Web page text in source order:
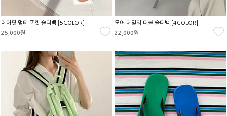
에어핏 멀티 포켓 숄더백 [5COLOR]
25,000원
모어 데일리 더블 숄더백 [4COLOR]
22,000원